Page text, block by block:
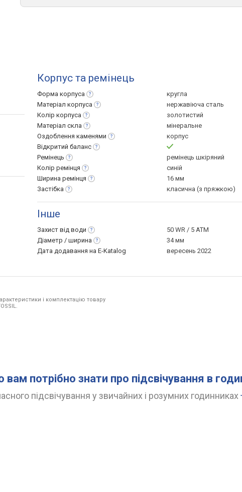
Корпус та ремінець
Форма корпуса
кругла
Матеріал корпуса
нержавіюча сталь
Колір корпуса
золотистий
Матеріал скла
мінеральне
Оздоблення каменями
корпус
Відкритий баланс
Ремінець
ремінець шкіряний
Колір ремінця
синій
Ширина ремінця
16 мм
Застібка
класична (з пряжкою)
Інше
Захист від води
50 WR / 5 ATM
Діаметр / ширина
34 мм
Дата додавання на E-Katalog
вересень 2022
і комплектацію товару
потрібно знати про підсвічування в
підсвічування у звичайних і розумних годинниках